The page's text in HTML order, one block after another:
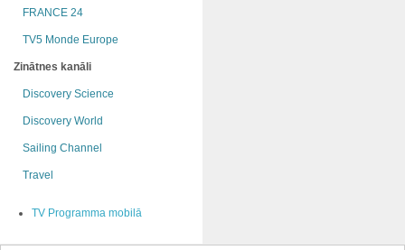
FRANCE 24
TV5 Monde Europe
Zinātnes kanāli
Discovery Science
Discovery World
Sailing Channel
Travel
TV Programma mobilā